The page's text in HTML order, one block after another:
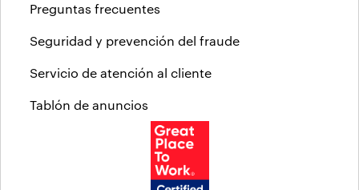
Preguntas frecuentes
Seguridad y prevención del fraude
Servicio de atención al cliente
Tablón de anuncios